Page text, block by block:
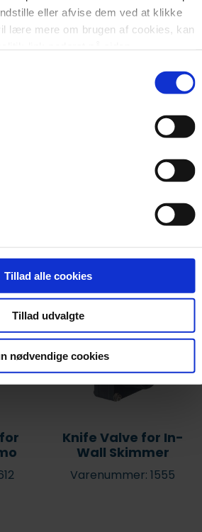
eller afvise dem ved at klikke
lære mere om brugen af cookies, kan
Tillad alle cookies
Tillad udvalgte
nødvendige cookies
Ice Absorber,
Winter Floater
Varenummer: 1613
Knife Valve for In-
Wall Skimmer
Varenummer: 1555